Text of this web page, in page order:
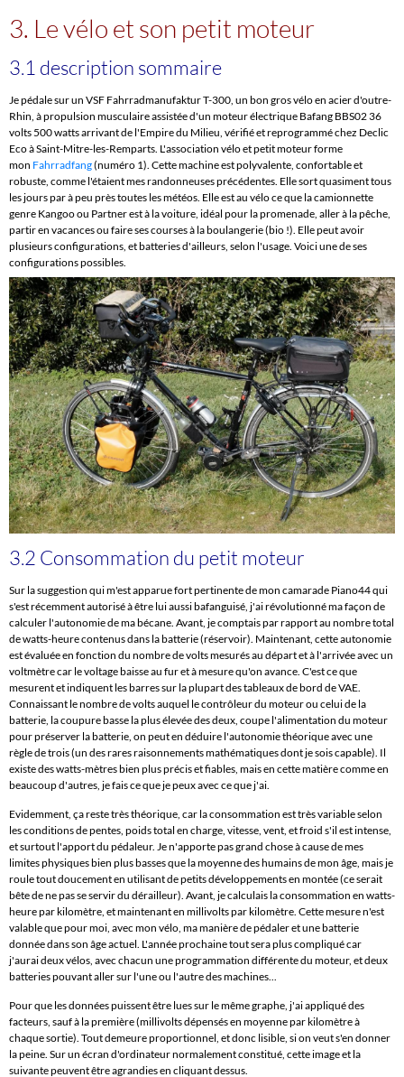
3. Le vélo et son petit moteur
3.1 description sommaire
Je pédale sur un VSF Fahrradmanufaktur T-300, un bon gros vélo en acier d'outre-
Rhin, à propulsion musculaire assistée d'un moteur électrique Bafang BBS02 36
volts 500 watts arrivant de l'Empire du Milieu, vérifié et reprogrammé chez Declic
Eco à Saint-Mitre-les-Remparts. L'association vélo et petit moteur forme
mon Fahrradfang(numéro 1). Cette machine est polyvalente, confortable et
robuste, comme l'étaient mes randonneuses précédentes. Elle sort quasiment tous
les jours par à peu près toutes les météos. Elle est au vélo ce que la camionnette
genre Kangoo ou Partner est à la voiture, idéal pour la promenade, aller à la pêche,
partir en vacances ou faire ses courses à la boulangerie (bio !). Elle peut avoir
plusieurs configurations, et batteries d'ailleurs, selon l'usage. Voici une de ses
configurations possibles.
3.2 Consommation du petit moteur
Sur la suggestion qui m'est apparue fort pertinente de mon camarade Piano44 qui
s'est récemment autorisé à être lui aussi bafanguisé, j'ai révolutionné ma façon de
calculer l'autonomie de ma bécane. Avant, je comptais par rapport au nombre total
de watts-heure contenus dans la batterie (réservoir). Maintenant, cette autonomie
est évaluée en fonction du nombre de volts mesurés au départ et à l'arrivée avec un
voltmètre car le voltage baisse au fur et à mesure qu'on avance. C'est ce que
mesurent et indiquent les barres sur la plupart des tableaux de bord de VAE.
Connaissant le nombre de volts auquel le contrôleur du moteur ou celui de la
batterie, la coupure basse la plus élevée des deux, coupe l'alimentation du moteur
pour préserver la batterie, on peut en déduire l'autonomie théorique avec une
règle de trois (un des rares raisonnements mathématiques dont je sois capable). Il
existe des watts-mètres bien plus précis et fiables, mais en cette matière comme en
beaucoup d'autres, je fais ce que je peux avec ce que j'ai.
Evidemment, ça reste très théorique, car la consommation est très variable selon
les conditions de pentes, poids total en charge, vitesse, vent, et froid s'il est intense,
et surtout l'apport du pédaleur. Je n'apporte pas grand chose à cause de mes
limites physiques bien plus basses que la moyenne des humains de mon âge, mais je
roule tout doucement en utilisant de petits développements en montée (ce serait
bête de ne pas se servir du dérailleur). Avant, je calculais la consommation en watts-
heure par kilomètre, et maintenant en millivolts par kilomètre. Cette mesure n'est
valable que pour moi, avec mon vélo, ma manière de pédaler et une batterie
donnée dans son âge actuel. L'année prochaine tout sera plus compliqué car
j'aurai deux vélos, avec chacun une programmation différente du moteur, et deux
batteries pouvant aller sur l'une ou l'autre des machines...
Pour que les données puissent être lues sur le même graphe, j'ai appliqué des
facteurs, sauf à la première (millivolts dépensés en moyenne par kilomètre à
chaque sortie). Tout demeure proportionnel, et donc lisible, si on veut s'en donner
la peine. Sur un écran d'ordinateur normalement constitué, cette image et la
suivante peuvent être agrandies en cliquant dessus.